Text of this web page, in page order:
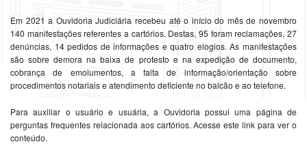
Em 2021 a Ouvidoria Judiciária recebeu até o início do mês de novembro
140 manifestações referentes a cartórios. Destas, 95 foram reclamações, 27
denúncias, 14 pedidos de informações e quatro elogios. As manifestações
são sobre demora na baixa de protesto e na expedição de documento,
cobrança de emolumentos, a falta de informação/orientação sobre
procedimentos notariais e atendimento deficiente no balcão e ao telefone.
Para auxiliar o usuário e usuária, a Ouvidoria possui uma página de
perguntas frequentes relacionada aos cartórios. Acesse este link para ver o
conteúdo.